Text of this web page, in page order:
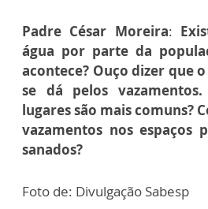
Padre César Moreira:
água por parte da
acontece? Ouço dizer que
se dá pelos
lugares são mais comuns?
vazamentos nos espaços
sanados?
Foto de: Divulgação Sabesp